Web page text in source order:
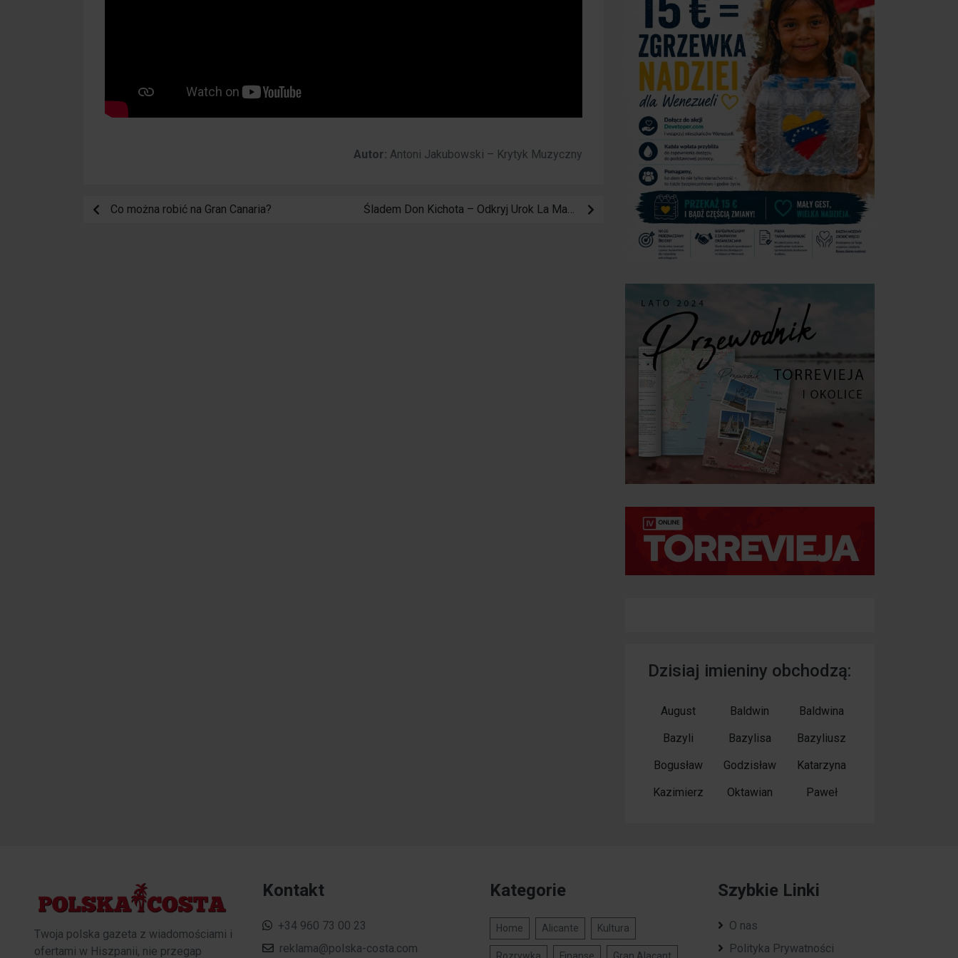
Autor: Antoni Jakubowski – Krytyk Muzyczny
Co można robić na Gran Canaria? Śladem Don Kichota – Odkryj Urok La Manchy i Consuegry!
Dzisiaj imieniny obchodzą:
August Baldwin
Baldwina
Bazyli
Bazylisa
Bazyliusz
Bogusław
Godzisław
Katarzyna
Kazimierz
Oktawian Paweł
Twoja polska gazeta z wiadomościami i
ofertami w Hiszpanii, nie przegap
Kontakt
+34 960 73 00 23
reklama@polska-costa.com
Kategorie
Home Alicante Kultura
Rozrywka Finanse Gran Alacant
Szybkie Linki
O nas
Polityka Prywatności